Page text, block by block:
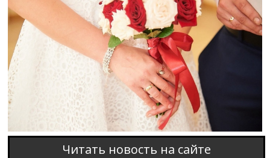
Читать новость на сайте